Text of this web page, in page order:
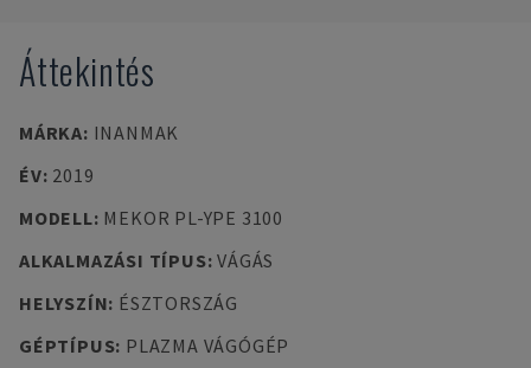
Áttekintés
MÁRKA: INANMAK
ÉV: 2019
MODELL: MEKOR PL-YPE 3100
ALKALMAZÁSI TÍPUS:VÁGÁS
HELYSZÍN: ÉSZTORSZÁG
GÉPTÍPUS: PLAZMA VÁGÓGÉP